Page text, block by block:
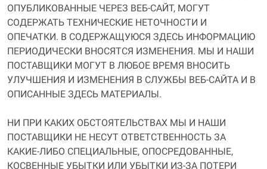
ОПУБЛИКОВАННЫЕ ЧЕРЕЗ ВЕБ-САЙТ, МОГУТ
СОДЕРЖАТЬ ТЕХНИЧЕСКИЕ НЕТОЧНОСТИ И
ОПЕЧАТКИ. В СОДЕРЖАЩУЮСЯ ЗДЕСЬ ИНФОРМАЦИЮ
ПЕРИОДИЧЕСКИ ВНОСЯТСЯ ИЗМЕНЕНИЯ. МЫ И НАШИ
ПОСТАВЩИКИ МОГУТ В ЛЮБОЕ ВРЕМЯ ВНОСИТЬ
УЛУЧШЕНИЯ И ИЗМЕНЕНИЯ В СЛУЖБЫ ВЕБ-САЙТА И В
ОПИСАННЫЕ ЗДЕСЬ МАТЕРИАЛЫ.
НИ ПРИ КАКИХ ОБСТОЯТЕЛЬСТВАХ МЫ И НАШИ
ПОСТАВЩИКИ НЕ НЕСУТ ОТВЕТСТВЕННОСТЬ ЗА
КАКИЕ-ЛИБО СПЕЦИАЛЬНЫЕ, ОПОСРЕДОВАННЫЕ,
КОСВЕННЫЕ УБЫТКИ ИЛИ УБЫТКИ ИЗ-ЗА ПОТЕРИ